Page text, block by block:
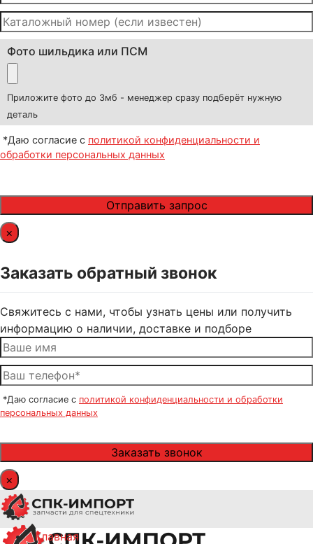
Фото шильдика или ПСМ
Приложите фото до 3мб - менеджер сразу подберёт нужную
деталь
*Даю согласие с политикой конфиденциальности и
обработки персональных данных
×
Заказать обратный звонок
Свяжитесь с нами, чтобы узнать цены или получить
информацию о наличии, доставке и подборе
*Даю согласие с политикой конфиденциальности и обработки
персональных данных
×
Главная